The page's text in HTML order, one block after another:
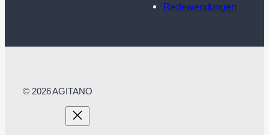
Redewendungen
© 2026 AGITANO